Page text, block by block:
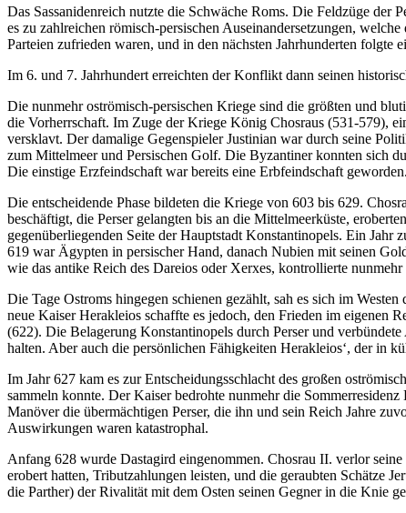
Das Sassanidenreich nutzte die Schwäche Roms. Die Feldzüge der
es zu zahlreichen römisch-persischen Auseinandersetzungen,
Parteien zufrieden waren, und in den nächsten Jahrhunderten folgte
Im 6. und 7. Jahrhundert erreichten der Konflikt dann seinen
Die nunmehr oströmisch-persischen Kriege sind die größten und
die Vorherrschaft. Im Zuge der Kriege König Chosraus (531-579),
versklavt. Der damalige Gegenspieler Justinian war durch seine
zum Mittelmeer und Persischen Golf. Die Byzantiner konnten sich
Die einstige Erzfeindschaft war bereits eine Erbfeindschaft geworden.
Die entscheidende Phase bildeten die Kriege von 603 bis 629.
beschäftigt, die Perser gelangten bis an die Mittelmeerküste,
gegenüberliegenden Seite der Hauptstadt Konstantinopels. Ein Jahr
619 war Ägypten in persischer Hand, danach Nubien mit seinen
wie das antike Reich des Dareios oder Xerxes, kontrollierte
Die Tage Ostroms hingegen schienen gezählt, sah es sich im
neue Kaiser Herakleios schaffte es jedoch, den Frieden im eigenen
(622). Die Belagerung Konstantinopels durch Perser und
halten. Aber auch die persönlichen Fähigkeiten Herakleios‘, der in
Im Jahr 627 kam es zur Entscheidungsschlacht des großen
sammeln konnte. Der Kaiser bedrohte nunmehr die
Manöver die übermächtigen Perser, die ihn und sein Reich Jahre
Auswirkungen waren katastrophal.
Anfang 628 wurde Dastagird eingenommen. Chosrau II. verlor
erobert hatten, Tributzahlungen leisten, und die geraubten Schätze
die Parther) der Rivalität mit dem Osten seinen Gegner in die Knie
funktioniert.
Statistik
Cookies
können wir die
Funktionsweise
und Struktur
der Website
auf Basis der
Nutzung
verbessern.
Erfahrung
Damit unsere
Website
während
Ihres Besuchs
möglich
funktioniert.
Wenn Sie
diese Cookies
verschwinden
einige
Funktionen